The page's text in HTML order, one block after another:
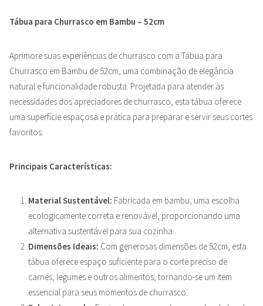
Tábua para Churrasco em Bambu – 52cm
Aprimore suas experiências de churrasco com a Tábua para
Churrasco em Bambu de 52cm, uma combinação de elegância
natural e funcionalidade robusta. Projetada para atender às
necessidades dos apreciadores de churrasco, esta tábua oferece
uma superfície espaçosa e prática para preparar e servir seus cortes
favoritos.
Principais Características:
Material Sustentável: Fabricada em bambu, uma escolha
ecologicamente correta e renovável, proporcionando uma
alternativa sustentável para sua cozinha.
Dimensões Ideais: Com generosas dimensões de 52cm, esta
tábua oferece espaço suficiente para o corte preciso de
carnes, legumes e outros alimentos, tornando-se um item
essencial para seus momentos de churrasco.